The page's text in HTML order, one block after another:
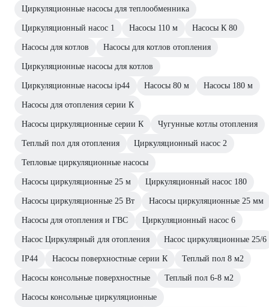
Циркуляционные насосы для теплообменника
Циркуляционный насос 1 Насосы 110 м Насосы К 80
Насосы для котлов Насосы для котлов отопления
Циркуляционные насосы для котлов
Циркуляционные насосы ip44 Насосы 80 м Насосы 180 м
Насосы для отопления серии К
Насосы циркуляционные серии К Чугунные котлы отопления
Теплый пол для отопления Циркуляционный насос 2
Тепловые циркуляционные насосы
Насосы циркуляционные 25 м Циркуляционный насос 180
Насосы циркуляционные 25 Вт Насосы циркуляционные 25 мм
Насосы для отопления и ГВС Циркуляционный насос 6
Насос Циркулярный для отопления Насос циркуляционные 25/6
IP44 Насосы поверхностные серии К Теплый пол 8 м2
Насосы консольные поверхностные Теплый пол 6-8 м2
Насосы консольные циркуляционные